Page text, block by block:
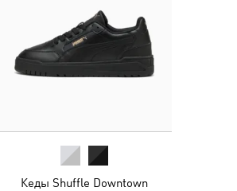
Кеды Shuffle Downtown